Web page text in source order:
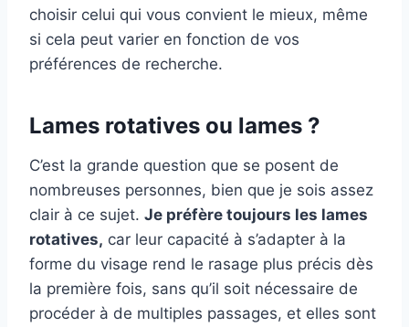
choisir celui qui vous convient le mieux, même
si cela peut varier en fonction de vos
préférences de recherche.
Lames rotatives ou lames ?
C’est la grande question que se posent de
nombreuses personnes, bien que je sois assez
clair à ce sujet. Je préfère toujours les lames
rotatives, car leur capacité à s’adapter à la
forme du visage rend le rasage plus précis dès
la première fois, sans qu’il soit nécessaire de
procéder à de multiples passages, et elles sont